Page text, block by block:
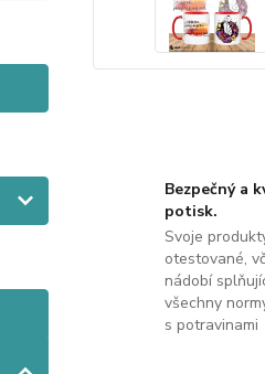
Bezpečný a
potisk.
Svoje
otestované,
nádobí
všechny
s potravinami